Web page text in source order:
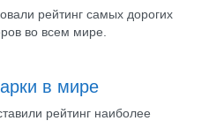
рейтинг самых дорогих
во всем мире.
в мире
рейтинг наиболее